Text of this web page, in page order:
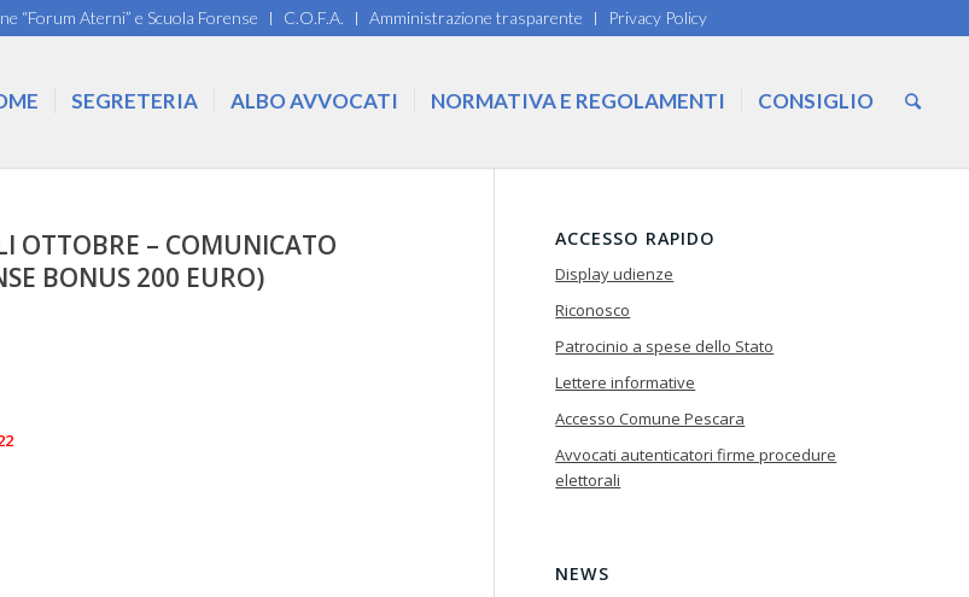
“Forum Aterni” e Scuola Forense C.O.F.A. Amministrazione trasparente Privacy Policy
SEGRETERIA ALBO AVVOCATI NORMATIVA E REGOLAMENTI CONSIGLIO
OTTOBRE – COMUNICATO
BONUS 200 EURO)
ACCESSO RAPIDO
Display udienze
Riconosco
Patrocinio a spese dello Stato
Lettere informative
Accesso Comune Pescara
Avvocati autenticatori firme procedure
elettorali
NEWS